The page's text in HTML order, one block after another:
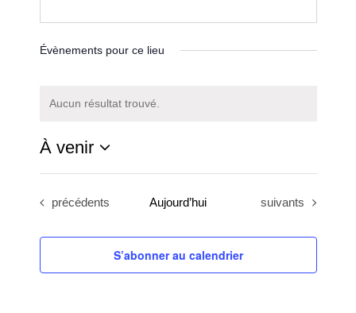
Évènements pour ce lieu
Notice
Aucun résultat trouvé.
À venir
Sélectionnez
uneÉvènements
précédents Aujourd’hui Évènements
suivants
S’abonner au calendrier